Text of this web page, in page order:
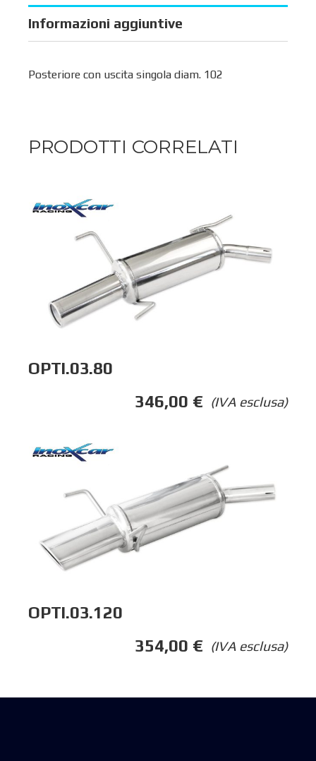
Informazioni aggiuntive
Posteriore con uscita singola diam. 102
PRODOTTI CORRELATI
OPTI.03.80
(IVA esclusa)
346,00 €
OPTI.03.120
(IVA esclusa)
354,00 €